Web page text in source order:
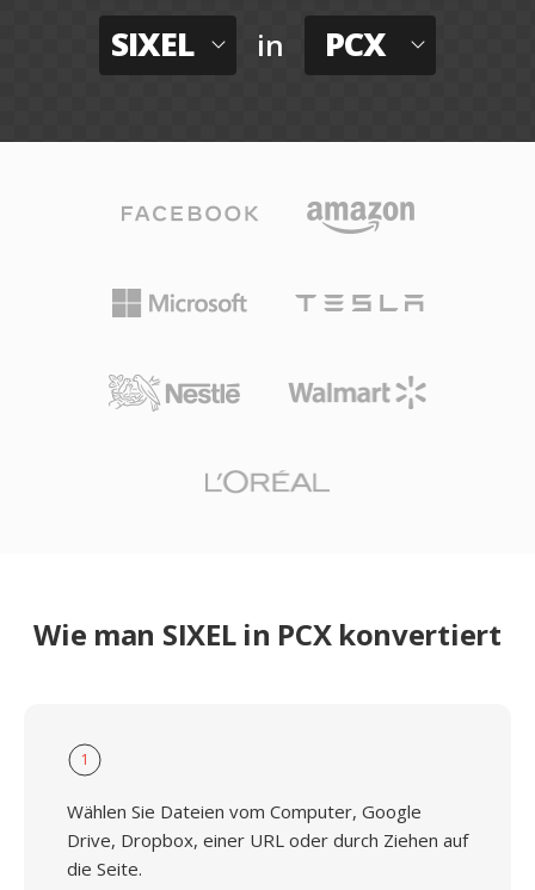
SIXEL in PCX
Wie man SIXEL in PCX konvertiert
1
Wählen Sie Dateien vom Computer, Google
Drive, Dropbox, einer URL oder durch Ziehen auf
die Seite.